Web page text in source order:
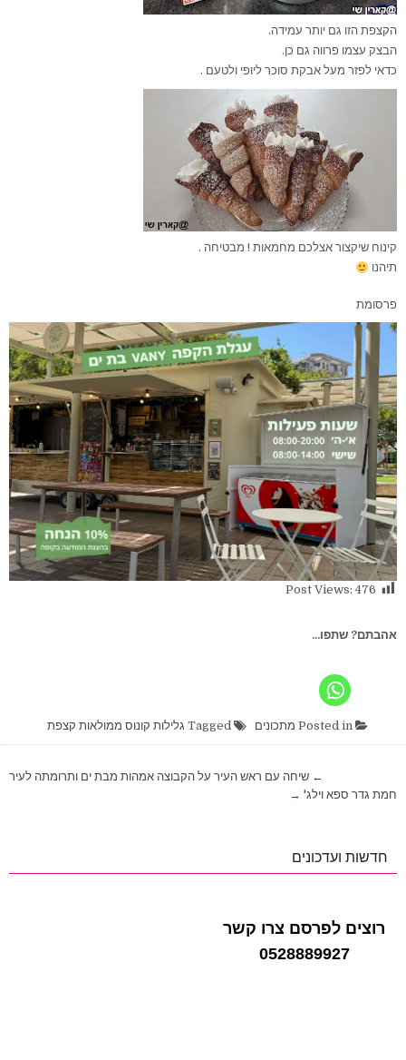
הקצפת הזו גם יותר עמידה.
הבצק עצמו פרווה גם כן.
כדאי לפזר מעל אבקת סוכר ליופי ולטעם .
קינוח שיקצור אצלכם מחמאות ! מבטיחה .
תיהנו
פרסומת
Post Views: 476
אהבתם? שתפו...
מתכונים גלילות קונוס ממולאות קצפת
← שיחה עם ראש העיר על הקבוצה אמהות מבת ים ותרומתה לעיר
חמת גדר ספא וילג' →
חדשות ועדכונים
רוצים לפרסם צרו קשר
0528889927